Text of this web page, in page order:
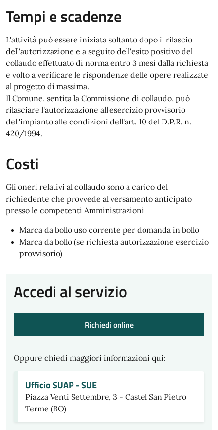
Tempi e scadenze
L'attività può essere iniziata soltanto dopo il rilascio
dell'autorizzazione e a seguito dell'esito positivo del
collaudo effettuato di norma entro 3 mesi dalla richiesta
e volto a verificare le rispondenze delle opere realizzate
al progetto di massima.
Il Comune, sentita la Commissione di collaudo, può
rilasciare l'autorizzazione all'esercizio provvisorio
dell'impianto alle condizioni dell'art. 10 del D.P.R. n.
420/1994.
Costi
Gli oneri relativi al collaudo sono a carico del
richiedente che provvede al versamento anticipato
presso le competenti Amministrazioni.
Marca da bollo uso corrente per domanda in bollo.
Marca da bollo (se richiesta autorizzazione esercizio
provvisorio)
Accedi al servizio
Richiedi online
Oppure chiedi maggiori informazioni qui:
Ufficio SUAP - SUE
Piazza Venti Settembre, 3 - Castel San Pietro
Terme (BO)